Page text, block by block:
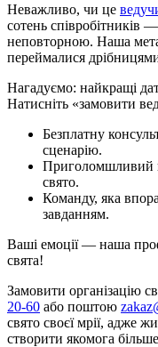
Неважливо, чи це
сотень співробітників
неповторною. Наша
переймалися
Нагадуємо: найкращі
Натисніть «замовити
Безплатну
сценарію.
Приголомшливий
свято.
Команду, яка
завданням.
Ваші емоції — наша
свята!
Замовити організацію
20-60 або поштою
свято своєї мрії, адже
створити якомога